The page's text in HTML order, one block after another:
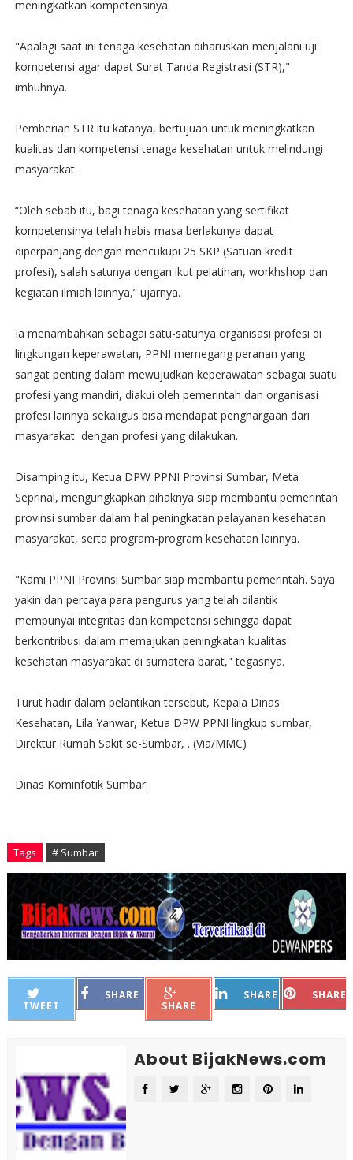
meningkatkan kompetensinya.
"Apalagi saat ini tenaga kesehatan diharuskan menjalani uji
kompetensi agar dapat Surat Tanda Registrasi (STR),"
imbuhnya.
Pemberian STR itu katanya, bertujuan untuk meningkatkan
kualitas dan kompetensi tenaga kesehatan untuk melindungi
masyarakat.
“Oleh sebab itu, bagi tenaga kesehatan yang sertifikat
kompetensinya telah habis masa berlakunya dapat
diperpanjang dengan mencukupi 25 SKP (Satuan kredit
profesi), salah satunya dengan ikut pelatihan, workhshop dan
kegiatan ilmiah lainnya,” ujarnya.
Ia menambahkan sebagai satu-satunya organisasi profesi di
lingkungan keperawatan, PPNI memegang peranan yang
sangat penting dalam mewujudkan keperawatan sebagai suatu
profesi yang mandiri, diakui oleh pemerintah dan organisasi
profesi lainnya sekaligus bisa mendapat penghargaan dari
masyarakat dengan profesi yang dilakukan.
Disamping itu, Ketua DPW PPNI Provinsi Sumbar, Meta
Seprinal, mengungkapkan pihaknya siap membantu pemerintah
provinsi sumbar dalam hal peningkatan pelayanan kesehatan
masyarakat, serta program-program kesehatan lainnya.
"Kami PPNI Provinsi Sumbar siap membantu pemerintah. Saya
yakin dan percaya para pengurus yang telah dilantik
mempunyai integritas dan kompetensi sehingga dapat
berkontribusi dalam memajukan peningkatan kualitas
kesehatan masyarakat di sumatera barat," tegasnya.
Turut hadir dalam pelantikan tersebut, Kepala Dinas
Kesehatan, Lila Yanwar, Ketua DPW PPNI lingkup sumbar,
Direktur Rumah Sakit se-Sumbar, . (Via/MMC)
Dinas Kominfotik Sumbar.
Tags # Sumbar
TWEET
SHARE
SHARE
SHARE SHARE
About BijakNews.com